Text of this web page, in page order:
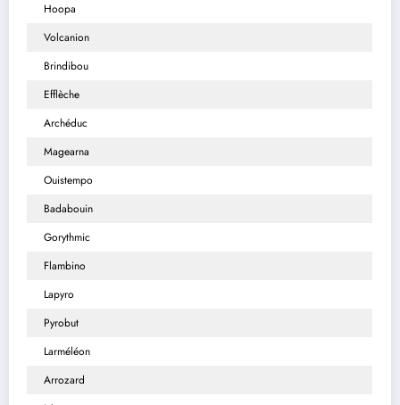
Hoopa
Volcanion
Brindibou
Efflèche
Archéduc
Magearna
Ouistempo
Badabouin
Gorythmic
Flambino
Lapyro
Pyrobut
Larméléon
Arrozard